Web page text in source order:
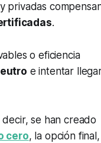
privadas
.
o eficiencia
e intentar
decir, se han creado
cero, la opción final,